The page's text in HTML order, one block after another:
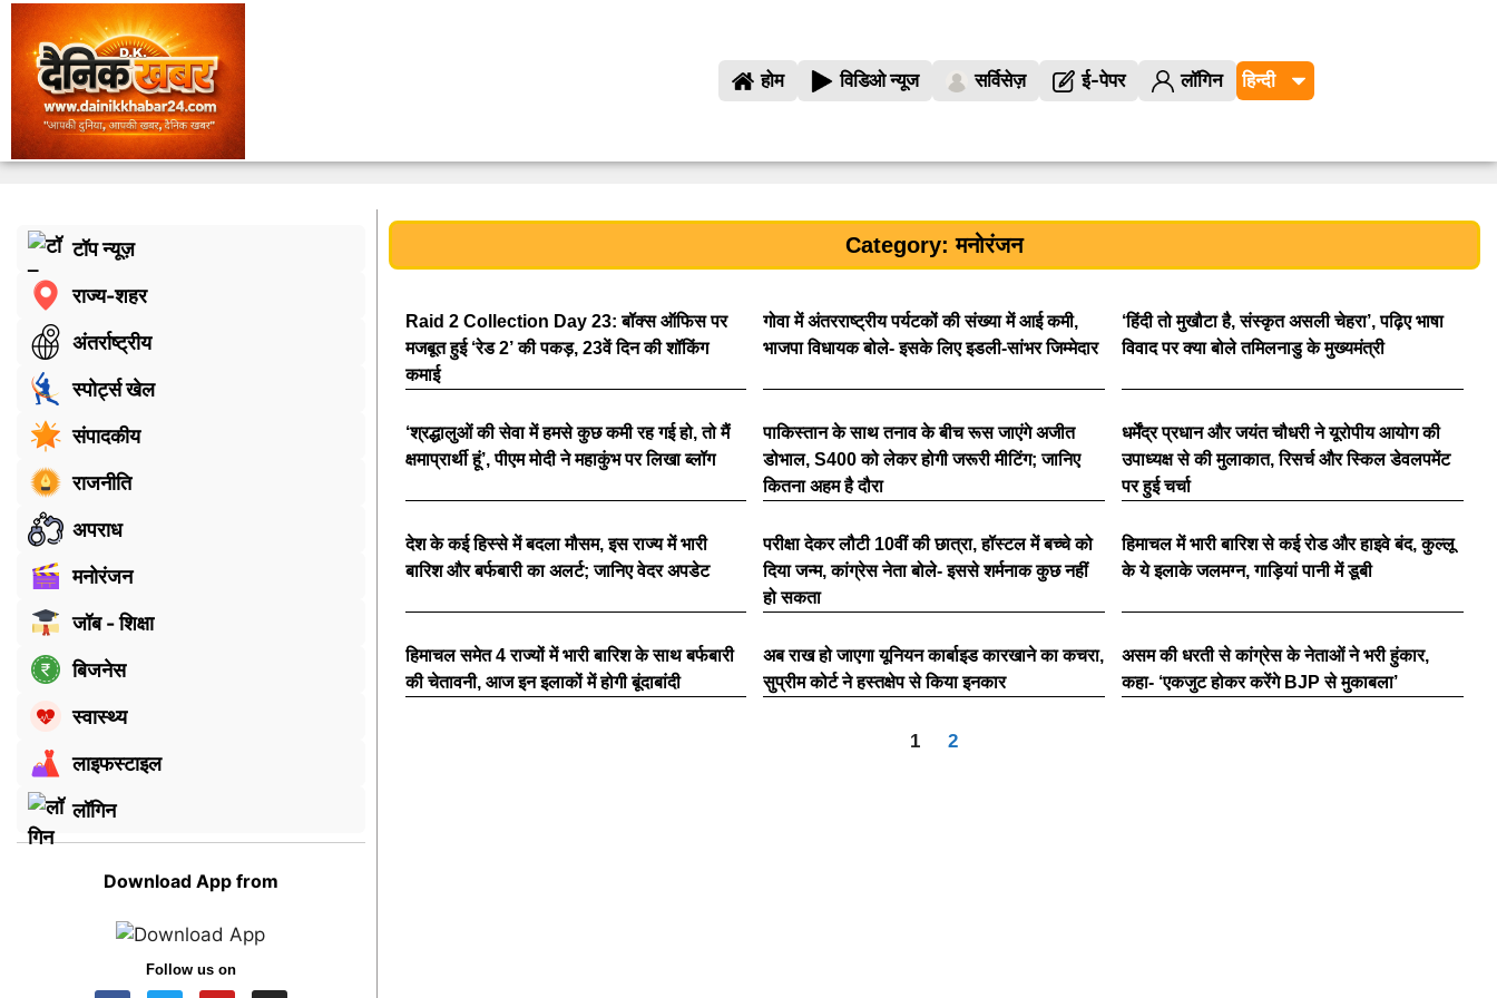
होम विडिओ न्यूज सर्विसेज़ ई-पेपर लॉगिन
टॉप न्यूज़
राज्य-शहर
अंतर्राष्ट्रीय
स्पोर्ट्स खेल
संपादकीय
राजनीति
अपराध
मनोरंजन
जॉब - शिक्षा
बिजनेस
स्वास्थ्य
लाइफस्टाइल
लॉगिन
Download App from
Follow us on
Category: मनोरंजन
Raid 2 Collection Day 23: बॉक्स ऑफिस पर
मजबूत हुई ‘रेड 2’ की पकड़, 23वें दिन की शॉकिंग
कमाई
गोवा में अंतरराष्ट्रीय पर्यटकों की संख्या में आई कमी,
भाजपा विधायक बोले- इसके लिए इडली-सांभर जिम्मेदार
‘हिंदी तो मुखौटा है, संस्कृत असली चेहरा’, पढ़िए भाषा
विवाद पर क्या बोले तमिलनाडु के मुख्यमंत्री
‘श्रद्धालुओं की सेवा में हमसे कुछ कमी रह गई हो, तो मैं
क्षमाप्रार्थी हूं’, पीएम मोदी ने महाकुंभ पर लिखा ब्लॉग
पाकिस्तान के साथ तनाव के बीच रूस जाएंगे अजीत
डोभाल, S400 को लेकर होगी जरूरी मीटिंग; जानिए
कितना अहम है दौरा
धर्मेंद्र प्रधान और जयंत चौधरी ने यूरोपीय आयोग की
उपाध्यक्ष से की मुलाकात, रिसर्च और स्किल डेवलपमेंट
पर हुई चर्चा
देश के कई हिस्से में बदला मौसम, इस राज्य में भारी
बारिश और बर्फबारी का अलर्ट; जानिए वेदर अपडेट
परीक्षा देकर लौटी 10वीं की छात्रा, हॉस्टल में बच्चे को
दिया जन्म, कांग्रेस नेता बोले- इससे शर्मनाक कुछ नहीं
हो सकता
हिमाचल में भारी बारिश से कई रोड और हाइवे बंद, कुल्लू
के ये इलाके जलमग्न, गाड़ियां पानी में डूबी
हिमाचल समेत 4 राज्यों में भारी बारिश के साथ बर्फबारी
की चेतावनी, आज इन इलाकों में होगी बूंदाबांदी
अब राख हो जाएगा यूनियन कार्बाइड कारखाने का कचरा,
सुप्रीम कोर्ट ने हस्तक्षेप से किया इनकार
असम की धरती से कांग्रेस के नेताओं ने भरी हुंकार,
कहा- ‘एकजुट होकर करेंगे BJP से मुकाबला’
1 2